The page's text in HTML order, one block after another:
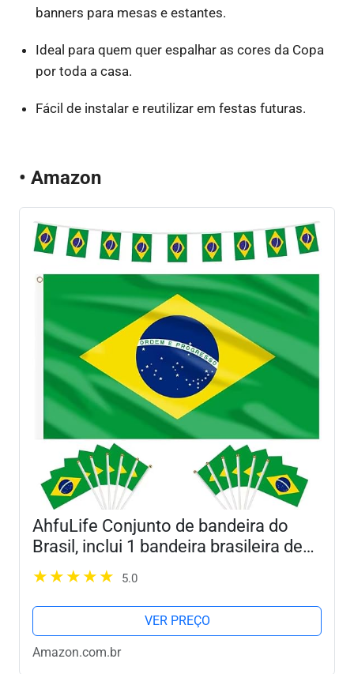
banners para mesas e estantes.
Ideal para quem quer espalhar as cores da Copa
por toda a casa.
Fácil de instalar e reutilizar em festas futuras.
• Amazon
AhfuLife Conjunto de bandeira do
Brasil, inclui 1 bandeira brasileira de
9,5 x 1,5 m, 1 faixa de corda do Brasil
com 30 bandeiras pequenas, 12
peças de...
5.0
VER PREÇO
Amazon.com.br